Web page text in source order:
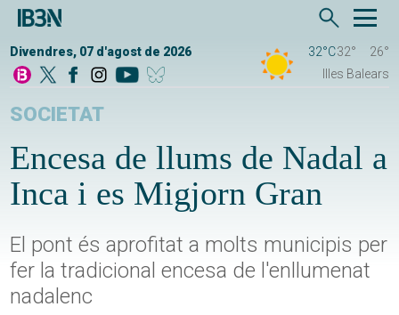
Divendres, 07 d'agost de 2026 32°C32°
26°
Illes Balears
SOCIETAT
Encesa de llums de Nadal a
Inca i es Migjorn Gran
El pont és aprofitat a molts municipis per
fer la tradicional encesa de l'enllumenat
nadalenc